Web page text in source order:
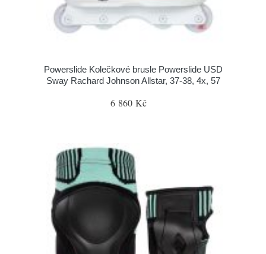
Powerslide Kolečkové brusle Powerslide USD
Sway Rachard Johnson Allstar, 37-38, 4x, 57
6 860 Kč